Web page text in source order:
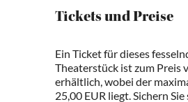
Tickets und Preise
Ein Ticket für dieses
Theaterstück ist zum Preis
erhältlich, wobei der
25,00 EUR liegt. Sichern Sie